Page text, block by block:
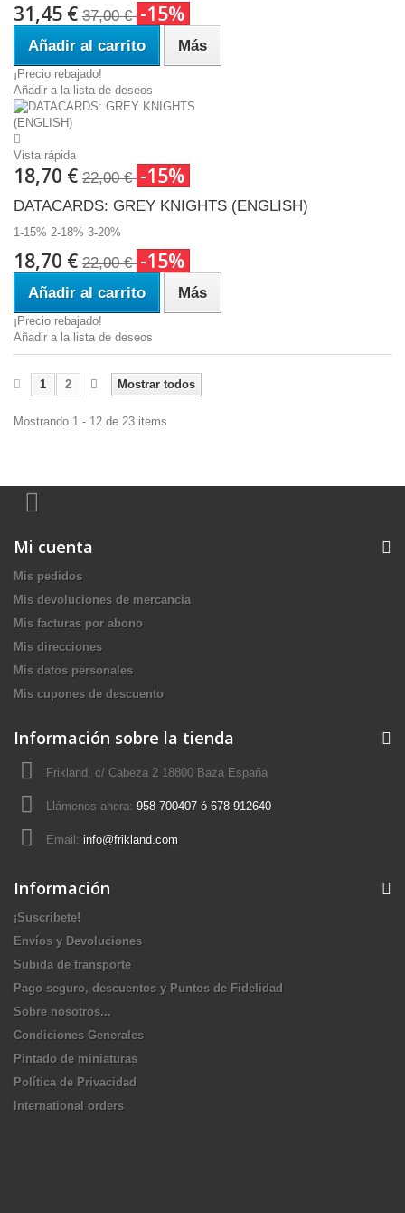
31,45 € 37,00 € -15%
Añadir al carrito Más
¡Precio rebajado!
Añadir a la lista de deseos
Vista rápida
18,70 € 22,00 € -15%
DATACARDS: GREY KNIGHTS (ENGLISH)
1-15% 2-18% 3-20%
18,70 € 22,00 € -15%
Añadir al carrito Más
¡Precio rebajado!
Añadir a la lista de deseos
Mostrar todos
1 2
Mostrando 1 - 12 de 23 items
Mi cuenta
Mis pedidos
Mis devoluciones de mercancia
Mis facturas por abono
Mis direcciones
Mis datos personales
Mis cupones de descuento
Información sobre la tienda
Frikland, c/ Cabeza 2 18800 Baza España
Llámenos ahora: 958-700407 ó 678-912640
Email: info@frikland.com
Información
¡Suscríbete!
Envíos y Devoluciones
Subida de transporte
Pago seguro, descuentos y Puntos de Fidelidad
Sobre nosotros...
Condiciones Generales
Pintado de miniaturas
Política de Privacidad
International orders